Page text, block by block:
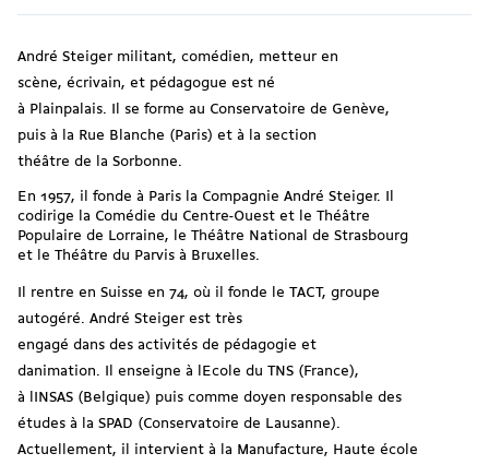
André Steiger militant, comédien, metteur en
scène, écrivain, et pédagogue est né
à Plainpalais. Il se forme au Conservatoire de Genève,
puis à la Rue Blanche (Paris) et à la section
théâtre de la Sorbonne.
En 1957, il fonde à Paris la Compagnie André Steiger. Il
codirige la Comédie du Centre-Ouest et le Théâtre
Populaire de Lorraine, le Théâtre National de Strasbourg
et le Théâtre du Parvis à Bruxelles.
Il rentre en Suisse en 74, où il fonde le TACT, groupe
autogéré. André Steiger est très
engagé dans des activités de pédagogie et
danimation. Il enseigne à lEcole du TNS (France),
à lINSAS (Belgique) puis comme doyen responsable des
études à la SPAD (Conservatoire de Lausanne).
Actuellement, il intervient à la Manufacture, Haute école